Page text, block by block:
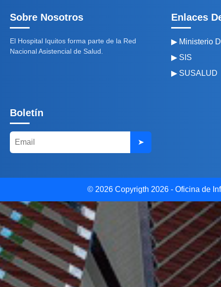
Sobre Nosotros
El Hospital Iquitos forma parte de la Red
Nacional Asistencial de Salud.
Enlaces
▶ Ministerio
▶ SIS
▶ SUSALUD
Boletín
➤
© 2026 Copyrigth 2026 - Oficina de